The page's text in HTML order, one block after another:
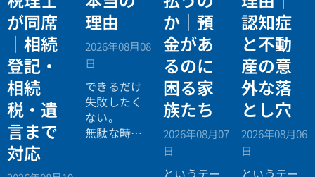
が同席
｜相続
登記・
相続
税・遺
言まで
対応
理由
2026年08月08
日
できるだけ
失敗したく
ない。
無駄な時間
か｜預
金があ
るのに
困る家
族たち
2026年08月07
日
認知症
と不動
産の意
外な落
とし穴
2026年08月06
日